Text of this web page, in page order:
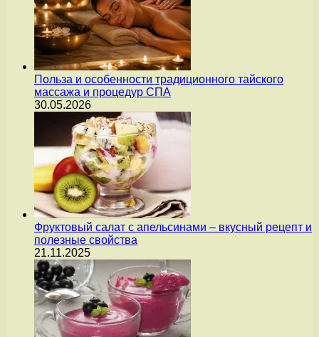
Польза и особенности традиционного тайского
массажа и процедур СПА
30.05.2026
Фруктовый салат с апельсинами – вкусный рецепт и
полезные свойства
21.11.2025